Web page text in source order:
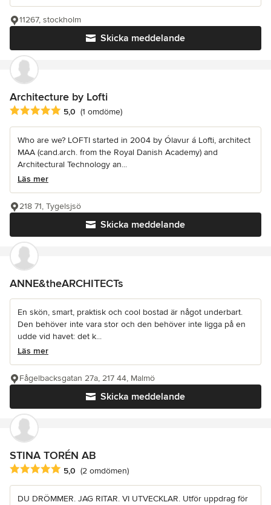
Skicka meddelande
11267, stockholm
Architecture by Lofti
Genomsnittligt omdöme: 5 av 5 stjärnor
5,0 (1 omdöme)
Who are we? LOFTI started in 2004 by Ólavur á Lofti, architect
MAA (cand.arch. from the Royal Danish Academy) and
Architectural Technology an...
Läs mer
Skicka meddelande
218 71, Tygelsjsö
ANNE&theARCHITECTs
En skön, smart, praktisk och cool bostad är något underbart.
Den behöver inte vara stor och den behöver inte ligga på en
udde vid havet: det k...
Läs mer
Skicka meddelande
Fågelbacksgatan 27a, 217 44, Malmö
STINA TORÉN AB
Genomsnittligt omdöme: 5 av 5 stjärnor
5,0 (2 omdömen)
DU DRÖMMER. JAG RITAR. VI UTVECKLAR. Utför uppdrag för